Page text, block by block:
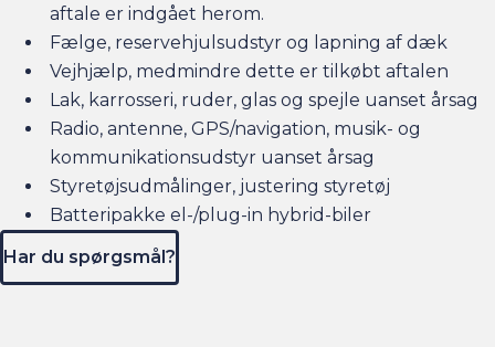
aftale er indgået herom.
Fælge, reservehjulsudstyr og lapning af dæk
Vejhjælp, medmindre dette er tilkøbt aftalen
Lak, karrosseri, ruder, glas og spejle uanset årsag
Radio, antenne, GPS/navigation, musik- og
kommunikationsudstyr uanset årsag
Styretøjsudmålinger, justering styretøj
Batteripakke el-/plug-in hybrid-biler
Har du spørgsmål?